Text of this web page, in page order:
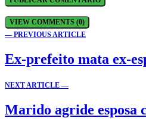
VIEW COMMENTS (0)
— PREVIOUS ARTICLE
Ex-prefeito mata ex-
NEXT ARTICLE —
Marido agride esposa